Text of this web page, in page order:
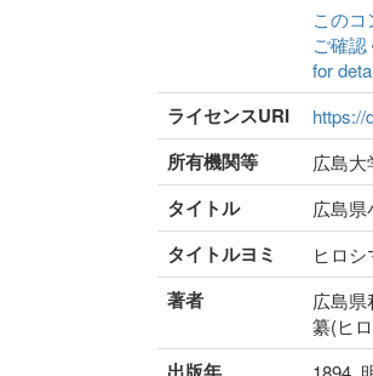
この
ご確
for
ライセンスURI https://
所有機関等 広島大
タイトル 広島県
タイトルヨミ ヒロ
著者
広島
纂(ヒ